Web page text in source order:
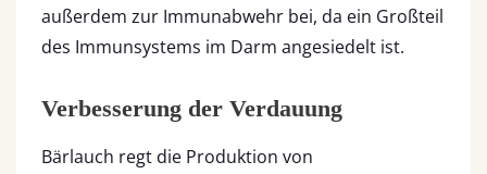
außerdem zur Immunabwehr bei, da ein Großteil
des Immunsystems im Darm angesiedelt ist.
Verbesserung der Verdauung
Bärlauch regt die Produktion von